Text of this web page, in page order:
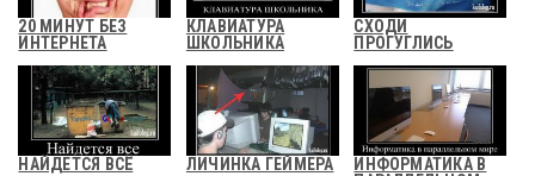
20 МИНУТ БЕЗ
ИНТЕРНЕТА
КЛАВИАТУРА
ШКОЛЬНИКА
СХОДИ
ПРОГУГЛИСЬ
НАЙДЕТСЯ ВСЁ ЛИЧИНКА ГЕЙМЕРА
ИНФОРМАТИКА В